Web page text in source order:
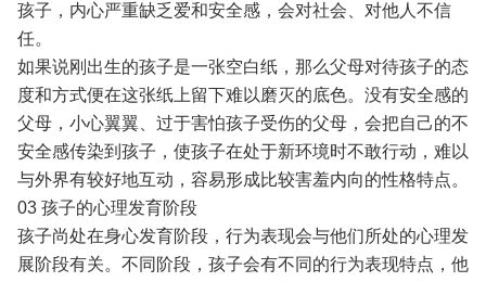
孩子，内心严重缺乏爱和安全感，会对社会、对他人不信
任。
如果说刚出生的孩子是一张空白纸，那么父母对待孩子的态
度和方式便在这张纸上留下难以磨灭的底色。没有安全感的
父母，小心翼翼、过于害怕孩子受伤的父母，会把自己的不
安全感传染到孩子，使孩子在处于新环境时不敢行动，难以
与外界有较好地互动，容易形成比较害羞内向的性格特点。
03 孩子的心理发育阶段
孩子尚处在身心发育阶段，行为表现会与他们所处的心理发
展阶段有关。不同阶段，孩子会有不同的行为表现特点，他